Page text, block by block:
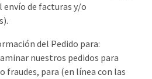
envío de facturas y/o
del Pedido para:
nuestros pedidos para
fraudes, para (en línea con las